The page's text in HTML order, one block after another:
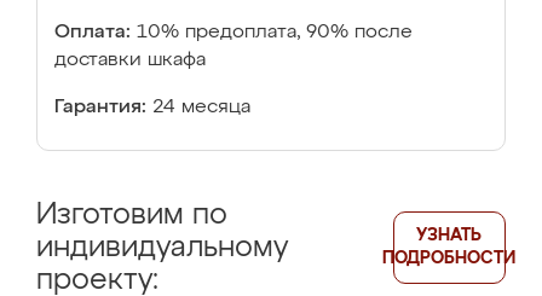
Оплата: 10% предоплата, 90% после
доставки шкафа
Гарантия: 24 месяца
Изготовим по
индивидуальному
проекту:
УЗНАТЬ
ПОДРОБНОСТИ